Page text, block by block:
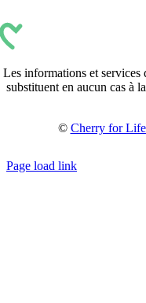
Les informations et services
substituent en aucun cas à
© Cherry for
Page load link